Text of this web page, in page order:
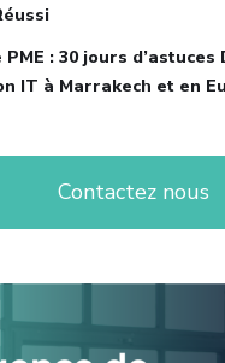
: 30 jours
IT à Marrakech et en
Contactez nous